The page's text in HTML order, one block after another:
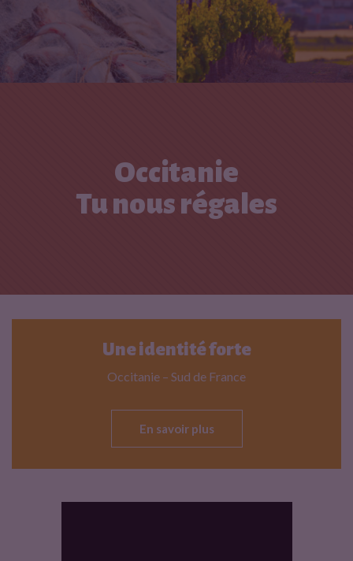
Occitanie
Tu nous régales
Une identité forte
Occitanie – Sud de France
En savoir plus